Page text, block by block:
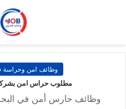
وظائف امن وحراسة
مطلوب حراس امن
وظائف حارس أمن في